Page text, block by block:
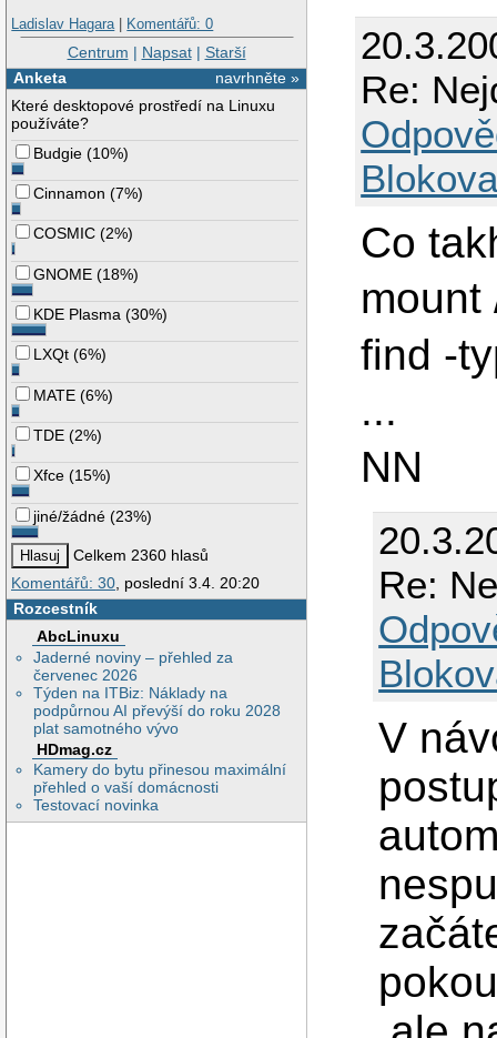
Ladislav Hagara | Komentářů: 0
Centrum | Napsat| Starší
navrhněte »
Anketa
Které desktopové prostředí na Linuxu
používáte?
Budgie (10%)
Cinnamon (7%)
COSMIC (2%)
GNOME (18%)
KDE Plasma (30%)
LXQt (6%)
MATE (6%)
TDE (2%)
Xfce (15%)
jiné/žádné (23%)
Celkem 2360 hlasů
Komentářů: 30, poslední 3.4. 20:20
Rozcestník
AbcLinuxu
Jaderné noviny – přehled za
červenec 2026
Týden na ITBiz: Náklady na
podpůrnou AI převýší do roku 2028
plat samotného vývo
HDmag.cz
Kamery do bytu přinesou maximální
přehled o vaší domácnosti
Testovací novinka
Re:
Co
mount
find -
...
NN
Re:
V